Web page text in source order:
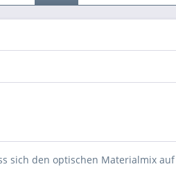
sich den optischen Materialmix auf